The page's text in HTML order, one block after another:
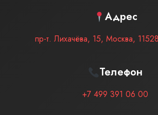
Адрес
пр-т. Лихачёва, 15, Москва,
Телефон
+7 499 391 06 00